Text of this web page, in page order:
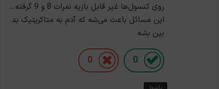
روی کنسول‌ها غیر قابل بازیه نمرات 8 و 9 گرفته…
این مسائل باعث می‌شه که آدم به متاکریتیک بد
بین بشه
0
0